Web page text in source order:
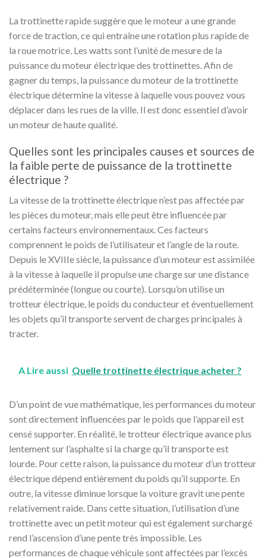
La trottinette rapide suggère que le moteur a une grande
force de traction, ce qui entraîne une rotation plus rapide de
la roue motrice. Les watts sont l’unité de mesure de la
puissance du moteur électrique des trottinettes. Afin de
gagner du temps, la puissance du moteur de la trottinette
électrique détermine la vitesse à laquelle vous pouvez vous
déplacer dans les rues de la ville. Il est donc essentiel d’avoir
un moteur de haute qualité.
Quelles sont les principales causes et sources de
la faible perte de puissance de la trottinette
électrique ?
La vitesse de la trottinette électrique n’est pas affectée par
les pièces du moteur, mais elle peut être influencée par
certains facteurs environnementaux. Ces facteurs
comprennent le poids de l’utilisateur et l’angle de la route.
Depuis le XVIIIe siècle, la puissance d’un moteur est assimilée
à la vitesse à laquelle il propulse une charge sur une distance
prédéterminée (longue ou courte). Lorsqu’on utilise un
trotteur électrique, le poids du conducteur et éventuellement
les objets qu’il transporte servent de charges principales à
tracter.
A Lire aussi Quelle trottinette électrique acheter ?
D’un point de vue mathématique, les performances du moteur
sont directement influencées par le poids que l’appareil est
censé supporter. En réalité, le trotteur électrique avance plus
lentement sur l’asphalte si la charge qu’il transporte est
lourde. Pour cette raison, la puissance du moteur d’un trotteur
électrique dépend entièrement du poids qu’il supporte. En
outre, la vitesse diminue lorsque la voiture gravit une pente
relativement raide. Dans cette situation, l’utilisation d’une
trottinette avec un petit moteur qui est également surchargé
rend l’ascension d’une pente très impossible. Les
performances de chaque véhicule sont affectées par l’excès